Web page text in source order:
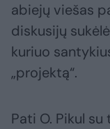
abiejų viešas
diskusijų
kuriuo
„projektą“.
Pati O. Pikul